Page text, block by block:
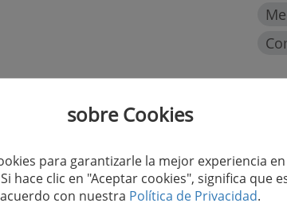
< >
sobre Cookies
para garantizarle la mejor experiencia
hace clic en "Aceptar cookies", significa que
acuerdo con nuestra Política de Privacidad.